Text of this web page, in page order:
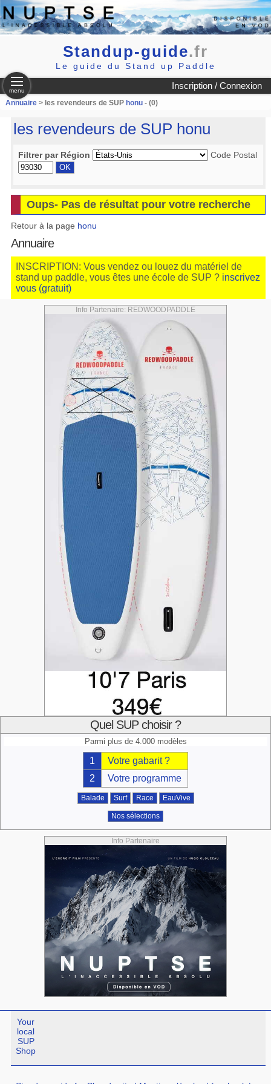
Standup-guide.fr
Le guide du Stand up Paddle
Inscription / Connexion
menu
Annuaire> les revendeurs de SUP honu- (0)
les revendeurs de SUP honu
Filtrer par Région Code Postal
Oups- Pas de résultat pour votre recherche
Retour à la page honu
Annuaire
INSCRIPTION: Vous vendez ou louez du matériel de
stand up paddle, vous êtes une école de SUP ? inscrivez
vous (gratuit)
Info Partenaire: REDWOODPADDLE
Quel SUP choisir ?
Parmi plus de 4.000 modèles
1
Votre gabarit ?
2
Votre programme
Balade Surf Race EauVive
Nos sélections
Info Partenaire
Your
local
SUP
Shop